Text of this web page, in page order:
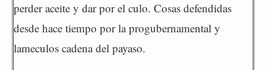
perder aceite y dar por el culo. Cosas defendidas
desde hace tiempo por la progubernamental y
lameculos cadena del payaso.